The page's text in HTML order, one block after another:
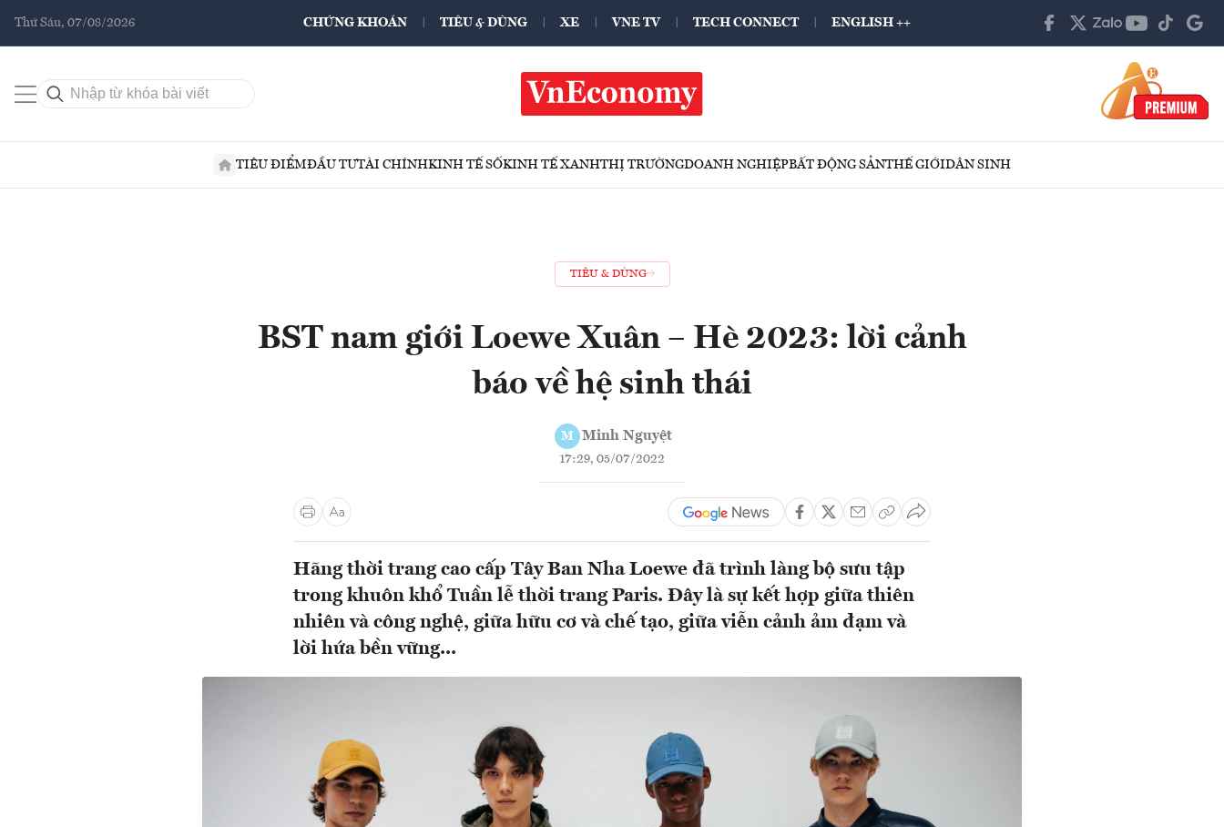
Thứ Sáu, 07/08/2026 CHỨNG KHOÁN TIÊU & DÙNG XE VNE TV TECH CONNECT ENGLISH ++
TIÊU ĐIỂMĐẦU TƯTÀI CHÍNHKINH TẾ SỐKINH TẾ XANHTHỊ TRƯỜNGDOANH NGHIỆPBẤT ĐỘNG SẢNTHẾ GIỚIDÂN SINH
TIÊU & DÙNG
BST nam giới Loewe Xuân – Hè 2023: lời cảnh
báo về hệ sinh thái
M Minh Nguyệt
17:29, 05/07/2022
Hãng thời trang cao cấp Tây Ban Nha Loewe đã trình làng bộ sưu tập
trong khuôn khổ Tuần lễ thời trang Paris. Đây là sự kết hợp giữa thiên
nhiên và công nghệ, giữa hữu cơ và chế tạo, giữa viễn cảnh ảm đạm và
lời hứa bền vững...